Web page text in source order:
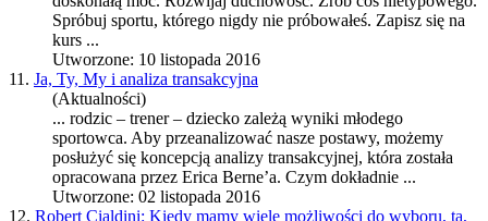
Spróbuj sportu, którego nigdy nie próbowałeś. Zapisz się na
kurs ...
Utworzone: 10 listopada 2016
11. Ja, Ty, My i analiza transakcyjna
(Aktualności)
... rodzic – trener – dziecko zależą wyniki młodego
sportowca. Aby przeanalizować nasze postawy, możemy
posłużyć się koncepcją analizy transakcyjnej, która została
opracowana przez Erica Berne’a. Czym dokładnie ...
Utworzone: 02 listopada 2016
12. Robert Cialdini: Kiedy mamy wiele możliwości do wyboru, ta,